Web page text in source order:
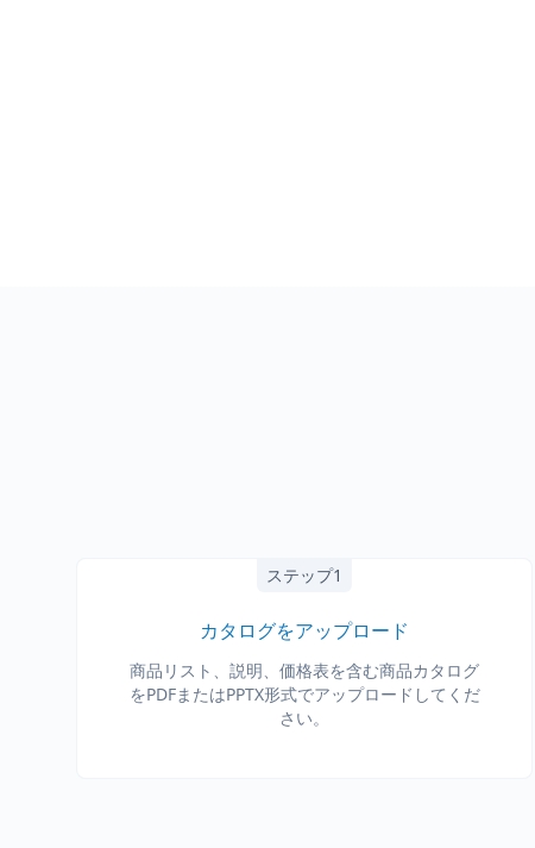
ステップ1
カタログをアップロード
商品リスト、説明、価格表を含む商品カタログ
をPDFまたはPPTX形式でアップロードしてくだ
さい。